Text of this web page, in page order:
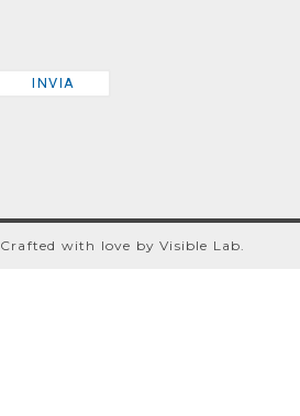
Crafted with love byVisible Lab.